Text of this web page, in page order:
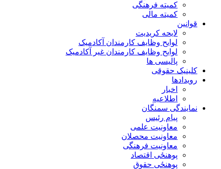
کمیته فرهنگی
کمیته مالی
قوانین
لایحه کریدیت
لوایح وظایف کارمندان آکادمیک
لوایح وظایف کارمندان غیر آکادمیک
پالیسی ها
کلینیک حقوقی
رویدادها
اخبار
اطلاعیه
نمایندگی سمنگان
پیام رئیس
معاونیت علمی
معاونیت محصلان
معاونیت فرهنگی
پوهنځی اقتصاد
پوهنځی حقوق